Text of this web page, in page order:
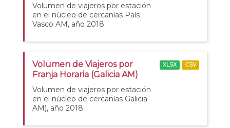
Volumen de viajeros por estación
en el núcleo de cercanías País
Vasco AM, año 2018
Volumen de Viajeros por
Franja Horaria (Galicia AM)
Volumen de viajeros por estación
en el núcleo de cercanías Galicia
AM), año 2018
XLSX CSV